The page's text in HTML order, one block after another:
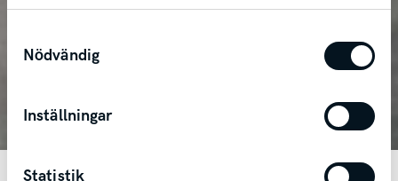
information som du har tillhandahållit eller
som de har samlat in när du har använt deras
tjänster.
Nödvändig
Inställningar
Statistik